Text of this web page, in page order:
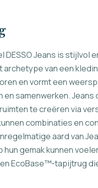
DESSO Jeans is
van een
en vormt een
en samenwerken.
te creëren via
combinaties en
aard van
hun gemak kunnen
EcoBase™-tapijtrug